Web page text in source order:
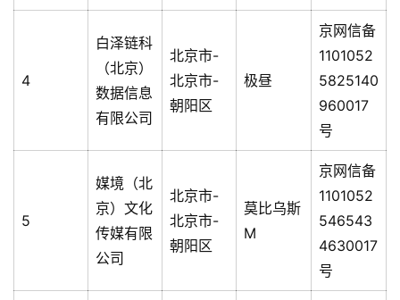
4
白泽链科
（北京）
数据信息
有限公司
北京市-
北京市-
朝阳区
极昼
京网信备
1101052
5825140
960017
号
5
媒境（北
京）文化
传媒有限
公司
北京市-
北京市-
朝阳区
莫比乌斯
M
京网信备
1101052
546543
4630017
号